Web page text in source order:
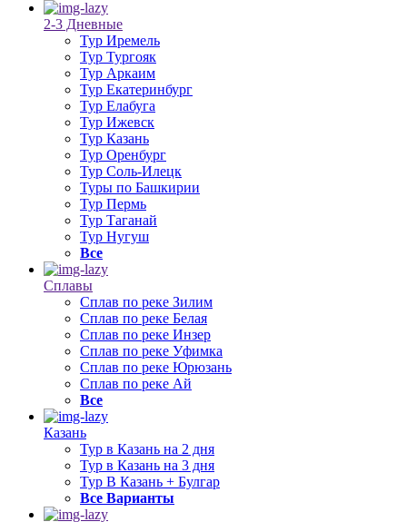
2-3 Дневные
Тур Иремель
Тур Тургояк
Тур Аркаим
Тур Екатеринбург
Тур Елабуга
Тур Ижевск
Тур Казань
Тур Оренбург
Тур Соль-Илецк
Туры по Башкирии
Тур Пермь
Тур Таганай
Тур Нугуш
Все
Сплавы
Сплав по реке Зилим
Сплав по реке Белая
Сплав по реке Инзер
Сплав по реке Уфимка
Сплав по реке Юрюзань
Сплав по реке Ай
Все
Казань
Тур в Казань на 2 дня
Тур в Казань на 3 дня
Тур В Казань + Булгар
Все Варианты